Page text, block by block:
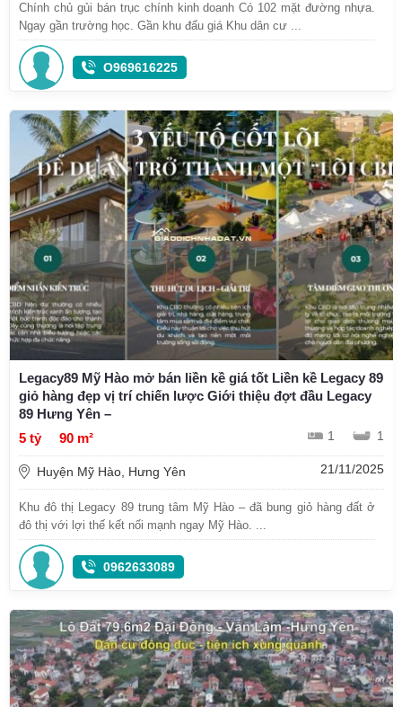
Chính chủ gủi bán trục chính kinh doanh Có 102 mặt đường nhựa.
Ngay gần trường học. Gần khu đấu giá Khu dân cư ...
O969616225
Legacy89 Mỹ Hào mở bán liền kề giá tốt Liền kề Legacy 89
giỏ hàng đẹp vị trí chiến lược Giới thiệu đợt đầu Legacy
89 Hưng Yên –
5 tỷ
90 m² 1 1
Huyện Mỹ Hào, Hưng Yên 21/11/2025
Khu đô thị Legacy 89 trung tâm Mỹ Hào – đã bung giỏ hàng đất ở
đô thị với lợi thế kết nối mạnh ngay Mỹ Hào. ...
0962633089